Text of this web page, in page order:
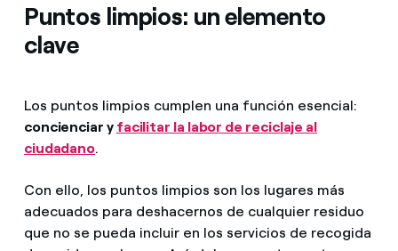
Puntos limpios: un elemento
clave
Los puntos limpios cumplen una función esencial:
concienciar y facilitar la labor de reciclaje al
ciudadano.
Con ello, los puntos limpios son los lugares más
adecuados para deshacernos de cualquier residuo
que no se pueda incluir en los servicios de recogida